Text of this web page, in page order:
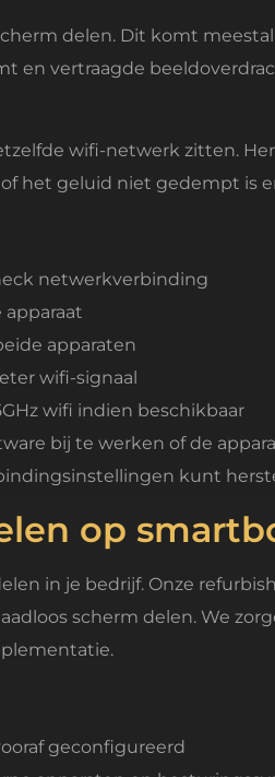
delen. Dit komt
en vertraagde
wifi-netwerk zitten.
het geluid niet gedempt is
netwerkverbinding
apparaten
wifi-signaal
wifi indien beschikbaar
bij te werken of de
kunt
op
in je bedrijf. Onze
scherm delen. We
geconfigureerd